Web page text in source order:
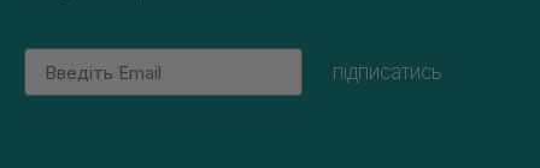
Email
підписатись